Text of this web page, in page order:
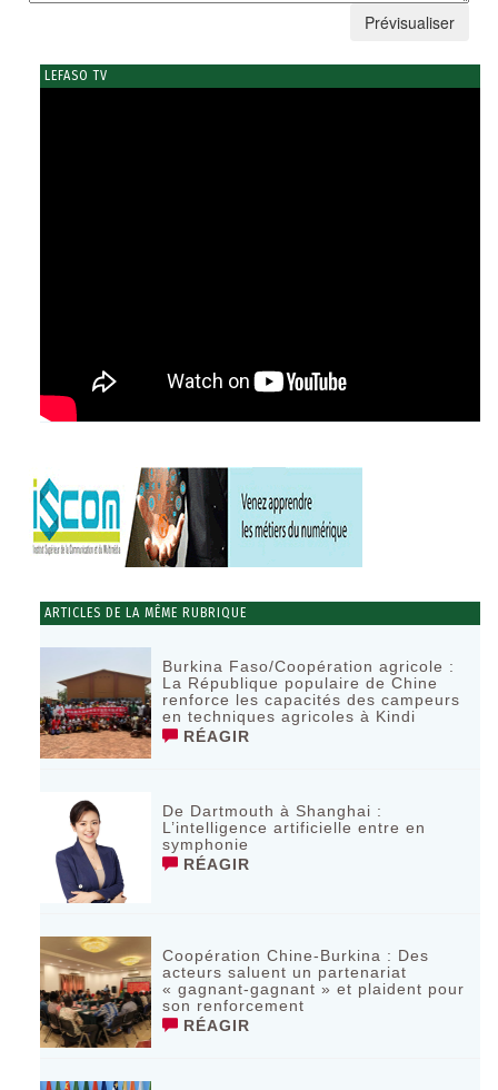
LEFASO TV
ARTICLES DE LA MÊME RUBRIQUE
Burkina Faso/Coopération agricole :
La République populaire de Chine
renforce les capacités des campeurs
en techniques agricoles à Kindi
RÉAGIR
De Dartmouth à Shanghai :
L’intelligence artificielle entre en
symphonie
RÉAGIR
Coopération Chine-Burkina : Des
acteurs saluent un partenariat
« gagnant-gagnant » et plaident pour
son renforcement
RÉAGIR